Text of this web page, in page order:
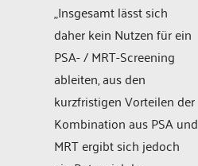
„Insgesamt lässt sich
daher kein Nutzen für ein
PSA- / MRT-Screening
ableiten, aus den
kurzfristigen Vorteilen der
Kombination aus PSA und
MRT ergibt sich jedoch